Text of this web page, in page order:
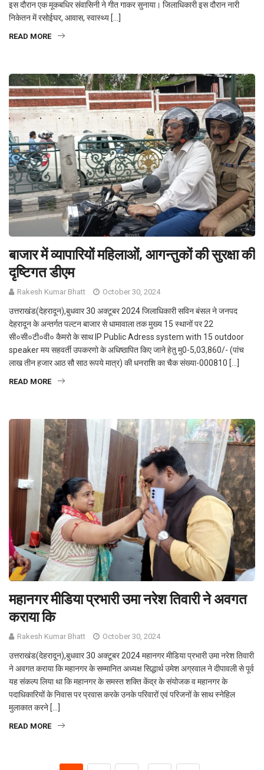
इस दौरान एक मूकबधिर संवासिनी ने गीत गाकर सुनाया। जिलाधिकारी इस दौरान नारी
निकेतन में रसोईघर, आवास, स्वास्थ्य […]
READ MORE
बाजार में व्यापारियों महिलाओं, आगन्तुकों की सुरक्षा की
दृष्टिगत डीएम
Rakesh Kumar Bhatt October 30, 2024
उत्तराखंड(देहरादून),बुधवार 30 अक्टूबर 2024 जिलाधिकारी सविन बंसल ने जनपद
देहरादून के अन्तर्गत पल्टन बाजार से धामावाला तक मुख्य 15 स्थानों पर 22
सी०सी०टी०वी० कैमरो के साथ IP Public Adress system with 15 outdoor
speaker मय सहवर्ती उपकरणो के अधिष्ठापित किए जाने हेतु मु0-5,03,860/- (पांच
लाख तीन हजार आठ सौ साठ रूपये मात्र) की धनराशि का चैक संख्या-000810 […]
READ MORE
महानगर मीडिया प्रभारी उमा नरेश तिवारी ने अवगत
कराया कि
Rakesh Kumar Bhatt October 30, 2024
उत्तराखंड(देहरादून),बुधवार 30 अक्टूबर 2024 महानगर मीडिया प्रभारी उमा नरेश तिवारी
ने अवगत कराया कि महानगर के सम्मानित अध्यक्ष सिद्धार्थ उमेश अग्रवाल ने दीपावली से पूर्व
यह संकल्प लिया था कि महानगर के समस्त शक्ति केंद्र के संयोजक व महानगर के
पदाधिकारियों के निवास पर प्रवास करके उनके परिवारों एवं परिजनों के साथ स्नेहिल
मुलाकात करने […]
READ MORE